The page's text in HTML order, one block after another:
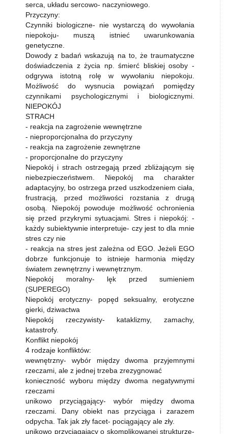
serca, układu sercowo- naczyniowego.
Przyczyny:
Czynniki biologiczne- nie wystarczą do wywołania
niepokoju- muszą istnieć uwarunkowania
genetyczne.
Dowody z badań wskazują na to, że traumatyczne
doświadczenia z życia np. śmierć bliskiej osoby -
odgrywa istotną rolę w wywołaniu niepokoju.
Możliwość do wysnucia powiązań pomiędzy
czynnikami psychologicznymi i biologicznymi.
NIEPOKÓJ
STRACH
- reakcja na zagrożenie wewnętrzne
- nieproporcjonalna do przyczyny
- reakcja na zagrożenie zewnętrzne
- proporcjonalne do przyczyny
Niepokój i strach ostrzegają przed zbliżającym się
niebezpieczeństwem. Niepokój ma charakter
adaptacyjny, bo ostrzega przed uszkodzeniem ciała,
frustracją, przed możliwości rozstania z drugą
osobą. Niepokój powoduje możliwość ochronienia
się przed przykrymi sytuacjami. Stres i niepokój: -
każdy subiektywnie interpretuje- czy jest to dla mnie
stres czy nie
- reakcja na stres jest zależna od EGO. Jeżeli EGO
dobrze funkcjonuje to istnieje harmonia między
światem zewnętrzny i wewnętrznym.
Niepokój moralny- lęk przed sumieniem
(SUPEREGO)
Niepokój erotyczny- popęd seksualny, erotyczne
gierki, dziwactwa
Niepokój rzeczywisty- kataklizmy, zamachy,
katastrofy.
Konflikt niepokój
4 rodzaje konfliktów:
wewnętrzny- wybór między dwoma przyjemnymi
rzeczami, ale z jednej trzeba zrezygnować
konieczność wyboru między dwoma negatywnymi
rzeczami
unikowo przyciągający- wybór między dwoma
rzeczami. Dany obiekt nas przyciąga i zarazem
odpycha. Tak jak zły facet- pociągający ale zły.
unikowo przyciągający o skomplikowanej strukturze-